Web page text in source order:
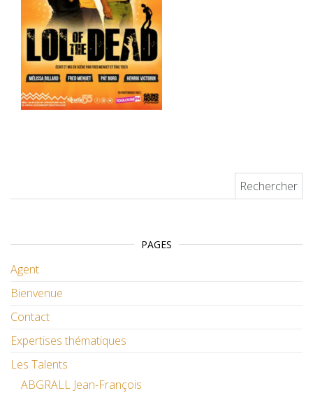
PAGES
Agent
Bienvenue
Contact
Expertises thématiques
Les Talents
ABGRALL Jean-François